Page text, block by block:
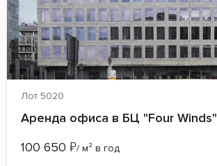
Лот 5020
Аренда офиса в БЦ "Four Winds"
100 650 ₽/ м² в год